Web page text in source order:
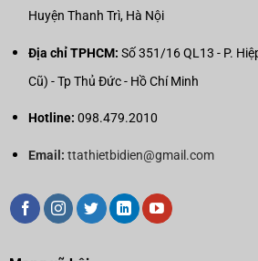
Huyện Thanh Trì, Hà Nội
Địa chỉ TPHCM: Số 351/16 QL13 - P.
Cũ) - Tp Thủ Đức - Hồ Chí Minh
Hotline: 098.479.2010
Email: ttathietbidien@gmail.com